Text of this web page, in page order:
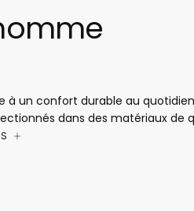
un confort durable au
dans des matériaux de
au long de la journée.